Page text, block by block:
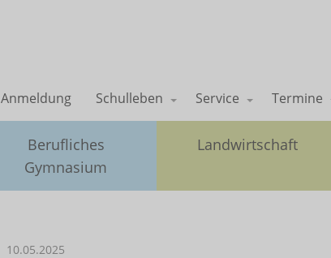
Anmeldung Schulleben Service Termine
Berufliches
Gymnasium
Landwirtschaft
10.05.2025